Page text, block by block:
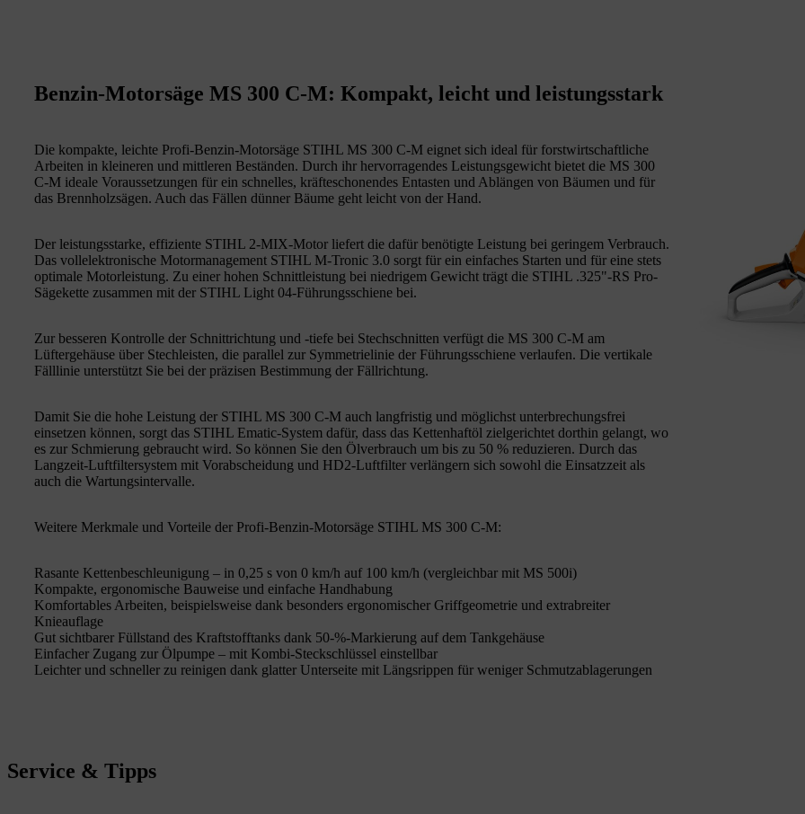
Benzin-Motorsäge MS 300 C-M: Kompakt, leicht und leistungsstark
Die kompakte, leichte Profi-Benzin-Motorsäge STIHL MS 300 C-M eignet sich ideal für forstwirtschaftliche
Arbeiten in kleineren und mittleren Beständen. Durch ihr hervorragendes Leistungsgewicht bietet die MS 300
C-M ideale Voraussetzungen für ein schnelles, kräfteschonendes Entasten und Ablängen von Bäumen und für
das Brennholzsägen. Auch das Fällen dünner Bäume geht leicht von der Hand.
Der leistungsstarke, effiziente STIHL 2-MIX-Motor liefert die dafür benötigte Leistung bei geringem Verbrauch.
Das vollelektronische Motormanagement STIHL M-Tronic 3.0 sorgt für ein einfaches Starten und für eine stets
optimale Motorleistung. Zu einer hohen Schnittleistung bei niedrigem Gewicht trägt die STIHL .325"-RS Pro-
Sägekette zusammen mit der STIHL Light 04-Führungsschiene bei.
Zur besseren Kontrolle der Schnittrichtung und -tiefe bei Stechschnitten verfügt die MS 300 C-M am
Lüftergehäuse über Stechleisten, die parallel zur Symmetrielinie der Führungsschiene verlaufen. Die vertikale
Fälllinie unterstützt Sie bei der präzisen Bestimmung der Fällrichtung.
Damit Sie die hohe Leistung der STIHL MS 300 C-M auch langfristig und möglichst unterbrechungsfrei
einsetzen können, sorgt das STIHL Ematic-System dafür, dass das Kettenhaftöl zielgerichtet dorthin gelangt, wo
es zur Schmierung gebraucht wird. So können Sie den Ölverbrauch um bis zu 50 % reduzieren. Durch das
Langzeit-Luftfiltersystem mit Vorabscheidung und HD2-Luftfilter verlängern sich sowohl die Einsatzzeit als
auch die Wartungsintervalle.
Weitere Merkmale und Vorteile der Profi-Benzin-Motorsäge STIHL MS 300 C-M:
Rasante Kettenbeschleunigung – in 0,25 s von 0 km/h auf 100 km/h (vergleichbar mit MS 500i)
Kompakte, ergonomische Bauweise und einfache Handhabung
Komfortables Arbeiten, beispielsweise dank besonders ergonomischer Griffgeometrie und extrabreiter
Knieauflage
Gut sichtbarer Füllstand des Kraftstofftanks dank 50-%-Markierung auf dem Tankgehäuse
Einfacher Zugang zur Ölpumpe – mit Kombi-Steckschlüssel einstellbar
Leichter und schneller zu reinigen dank glatter Unterseite mit Längsrippen für weniger Schmutzablagerungen
Service & Tipps